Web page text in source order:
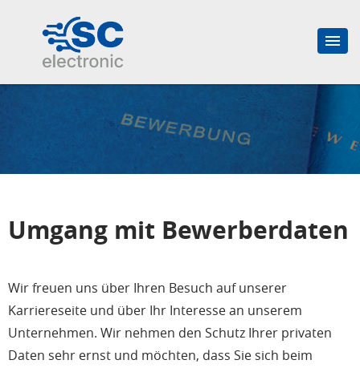
Umgang mit Bewerberdaten
Wir freuen uns über Ihren Besuch auf unserer
Karriereseite und über Ihr Interesse an unserem
Unternehmen. Wir nehmen den Schutz Ihrer privaten
Daten sehr ernst und möchten, dass Sie sich beim